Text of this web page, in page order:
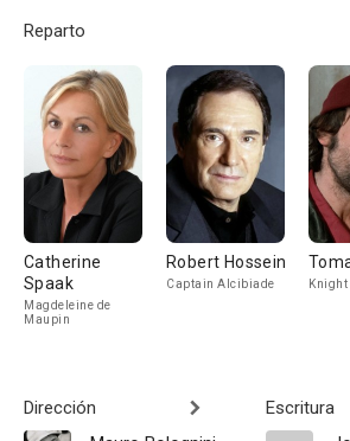
Reparto
Catherine
Spaak
Magdeleine de
Maupin
Robert Hossein
Captain Alcibiade
Dirección
Escritura